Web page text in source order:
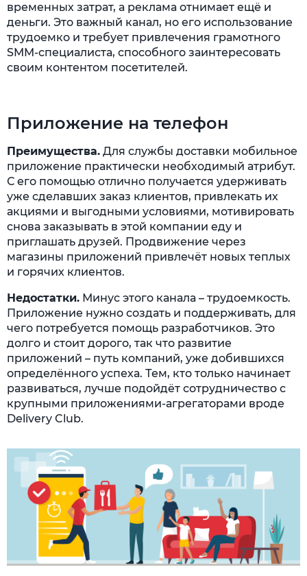
временных затрат, а реклама отнимает ещё и
деньги. Это важный канал, но его использование
трудоемко и требует привлечения грамотного
SMM-специалиста, способного заинтересовать
своим контентом посетителей.
Приложение на телефон
Преимущества. Для службы доставки мобильное
приложение практически необходимый атрибут.
С его помощью отлично получается удерживать
уже сделавших заказ клиентов, привлекать их
акциями и выгодными условиями, мотивировать
снова заказывать в этой компании еду и
приглашать друзей. Продвижение через
магазины приложений привлечёт новых теплых
и горячих клиентов.
Недостатки. Минус этого канала – трудоемкость.
Приложение нужно создать и поддерживать, для
чего потребуется помощь разработчиков. Это
долго и стоит дорого, так что развитие
приложений – путь компаний, уже добившихся
определённого успеха. Тем, кто только начинает
развиваться, лучше подойдёт сотрудничество с
крупными приложениями-агрегаторами вроде
Delivery Club.